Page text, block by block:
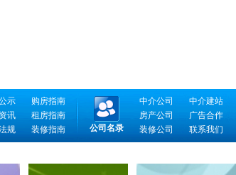
示 购房指南
公司名录
中介公司
中介建站
讯 租房指南 房产公司
广告合作
规 装修指南 装修公司 联系我们